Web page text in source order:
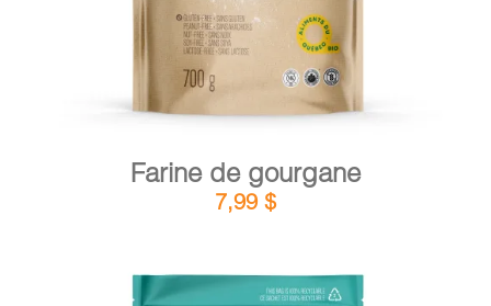
Farine de gourgane
7,99 $